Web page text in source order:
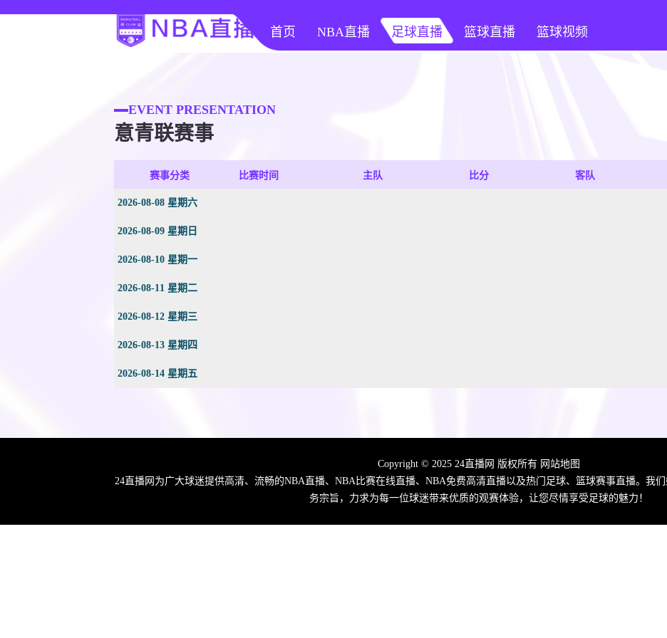
首页 NBA直播 足球直播 篮球直播 篮球视频
EVENT PRESENTATION
意青联赛事
赛事分类 比赛时间 主队 比分 客队
2026-08-08 星期六
2026-08-09 星期日
2026-08-10 星期一
2026-08-11 星期二
2026-08-12 星期三
2026-08-13 星期四
2026-08-14 星期五
Copyright © 2025 24直播网 版权所有 网站地图
24直播网为广大球迷提供高清、流畅的NBA直播、NBA比赛在线直播、NBA免费高清直播以及热门足球、篮球赛事直播。我
务宗旨，力求为每一位球迷带来优质的观赛体验，让您尽情享受足球的魅力！